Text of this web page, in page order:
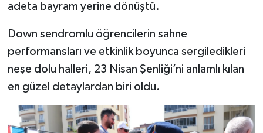
adeta bayram yerine dönüştü.
Down sendromlu öğrencilerin sahne
performansları ve etkinlik boyunca sergiledikleri
neşe dolu halleri, 23 Nisan Şenliği’ni anlamlı kılan
en güzel detaylardan biri oldu.